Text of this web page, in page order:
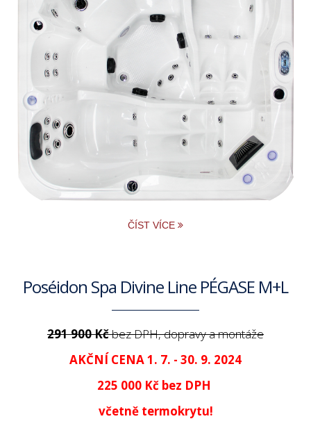
ČÍST VÍCE
Poséidon Spa Divine Line PÉGASE M+L
291 900 Kčbez DPH, dopravy a montáže
AKČNÍ CENA 1. 7. - 30. 9. 2024
225 000 Kč bez DPH
včetně termokrytu!